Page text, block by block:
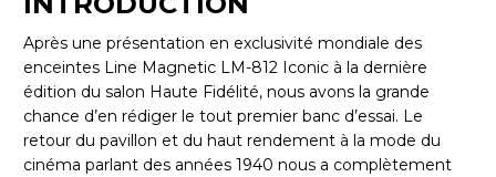
Après une présentation en exclusivité mondiale des
enceintes Line Magnetic LM-812 Iconic à la dernière
édition du salon Haute Fidélité, nous avons la grande
chance d’en rédiger le tout premier banc d’essai. Le
retour du pavillon et du haut rendement à la mode du
cinéma parlant des années 1940 nous a complètement